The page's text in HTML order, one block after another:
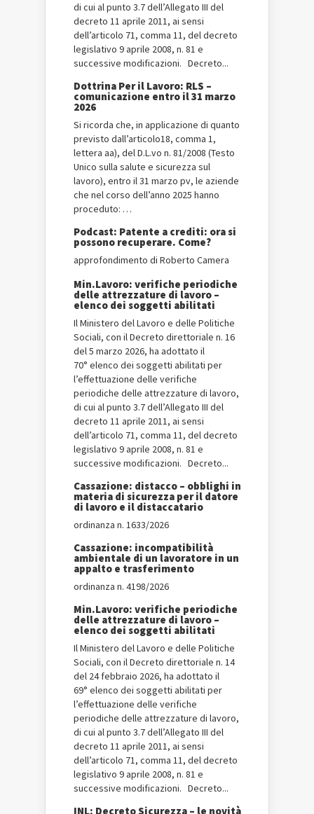
di cui al punto 3.7 dell’Allegato III del
decreto 11 aprile 2011, ai sensi
dell’articolo 71, comma 11, del decreto
legislativo 9 aprile 2008, n. 81 e
successive modificazioni. Decreto...
Dottrina Per il Lavoro: RLS –
comunicazione entro il 31 marzo
2026
Si ricorda che, in applicazione di quanto
previsto dall’articolo18, comma 1,
lettera aa), del D.L.vo n. 81/2008 (Testo
Unico sulla salute e sicurezza sul
lavoro), entro il 31 marzo pv, le aziende
che nel corso dell’anno 2025 hanno
proceduto: …
Podcast: Patente a crediti: ora si
possono recuperare. Come?
approfondimento di Roberto Camera
Min.Lavoro: verifiche periodiche
delle attrezzature di lavoro –
elenco dei soggetti abilitati
Il Ministero del Lavoro e delle Politiche
Sociali, con il Decreto direttoriale n. 16
del 5 marzo 2026, ha adottato il
70° elenco dei soggetti abilitati per
l’effettuazione delle verifiche
periodiche delle attrezzature di lavoro,
di cui al punto 3.7 dell’Allegato III del
decreto 11 aprile 2011, ai sensi
dell’articolo 71, comma 11, del decreto
legislativo 9 aprile 2008, n. 81 e
successive modificazioni. Decreto...
Cassazione: distacco – obblighi in
materia di sicurezza per il datore
di lavoro e il distaccatario
ordinanza n. 1633/2026
Cassazione: incompatibilità
ambientale di un lavoratore in un
appalto e trasferimento
ordinanza n. 4198/2026
Min.Lavoro: verifiche periodiche
delle attrezzature di lavoro –
elenco dei soggetti abilitati
Il Ministero del Lavoro e delle Politiche
Sociali, con il Decreto direttoriale n. 14
del 24 febbraio 2026, ha adottato il
69° elenco dei soggetti abilitati per
l’effettuazione delle verifiche
periodiche delle attrezzature di lavoro,
di cui al punto 3.7 dell’Allegato III del
decreto 11 aprile 2011, ai sensi
dell’articolo 71, comma 11, del decreto
legislativo 9 aprile 2008, n. 81 e
successive modificazioni. Decreto...
INL: Decreto Sicurezza – le novità